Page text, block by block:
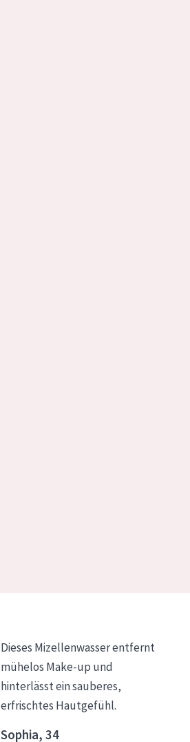
Dieses Mizellenwasser entfernt
mühelos Make-up und
hinterlässt ein sauberes,
erfrischtes Hautgefühl.
Sophia, 34